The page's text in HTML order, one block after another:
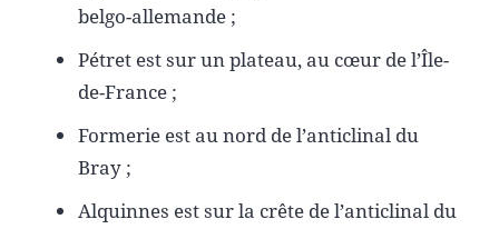
belgo-allemande ;
Pétret est sur un plateau, au cœur de l’Île-
de-France ;
Formerie est au nord de l’anticlinal du
Bray ;
Alquinnes est sur la crête de l’anticlinal du